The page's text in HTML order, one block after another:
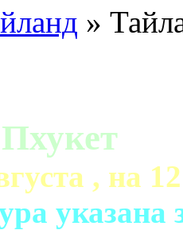
»
, на
указана